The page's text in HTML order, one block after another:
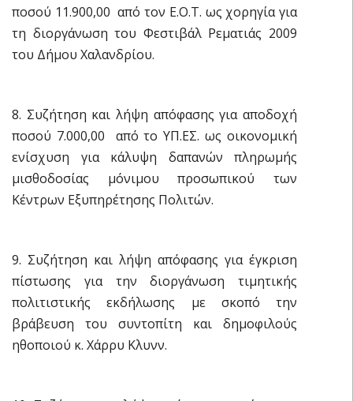
ποσού 11.900,00  από τον Ε.Ο.Τ. ως χορηγία για
τη διοργάνωση του Φεστιβάλ Ρεματιάς 2009
του Δήμου Χαλανδρίου.
8. Συζήτηση και λήψη απόφασης για αποδοχή
ποσού 7.000,00  από το ΥΠ.ΕΣ. ως οικονομική
ενίσχυση για κάλυψη δαπανών πληρωμής
μισθοδοσίας μόνιμου προσωπικού των
Κέντρων Εξυπηρέτησης Πολιτών.
9. Συζήτηση και λήψη απόφασης για έγκριση
πίστωσης για την διοργάνωση τιμητικής
πολιτιστικής εκδήλωσης με σκοπό την
βράβευση του συντοπίτη και δημοφιλούς
ηθοποιού κ. Χάρρυ Κλυνν.